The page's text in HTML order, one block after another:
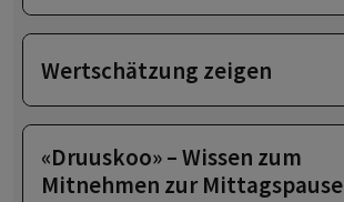
Wertschätzung zeigen
«Druuskoo» – Wissen zum
Mitnehmen zur Mittagspause